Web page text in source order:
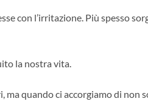
con l’irritazione. Più spesso
la nostra vita.
ma quando ci accorgiamo di non